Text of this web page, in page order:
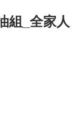
組_全家人